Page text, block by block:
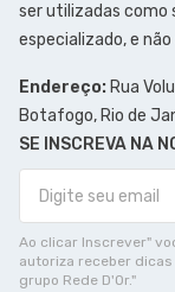
ser utilizadas
especializado, e
Endereço: Rua
Botafogo, Rio de
SE INSCREVA NA
Ao clicar Inscrever"
autoriza receber
grupo Rede D'Or."